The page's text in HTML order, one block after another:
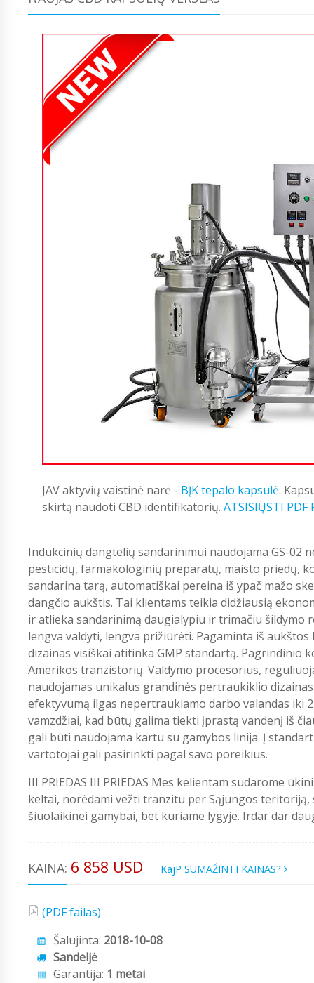
JAV aktyvių vaistinė narė - BĮK tepalo kapsulė.
skirtą naudoti CBD identifikatorių. ATSISIŲSTI PDF
Indukcinių dangtelių sandarinimui naudojama GS-02
pesticidų, farmakologinių preparatų, maisto priedų,
sandarina tarą, automatiškai pereina iš ypač mažo
dangčio aukštis. Tai klientams teikia didžiausią
ir atlieka sandarinimą daugialypiu ir trimačiu šildymo
lengva valdyti, lengva prižiūrėti. Pagaminta iš
dizainas visiškai atitinka GMP standartą.
Amerikos tranzistorių. Valdymo procesorius,
naudojamas unikalus grandinės pertraukiklio
efektyvumą ilgas nepertraukiamo darbo valandas iki
vamzdžiai, kad būtų galima tiekti įprastą vandenį iš
gali būti naudojama kartu su gamybos linija. Į
vartotojai gali pasirinkti pagal savo poreikius.
III PRIEDAS III PRIEDAS Mes kelientam sudarome
keltai, norėdami vežti tranzitu per Sąjungos
šiuolaikinei gamybai, bet kuriame lygyje. Irdar dar
KAINA: 6 858 USD KajP SUMAŽINTI KAINAS?
(PDF failas)
Šalujinta: 2018-10-08
Sandeljė
Garantija: 1 metai